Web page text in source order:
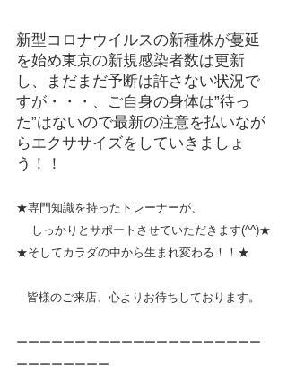
新型コロナウイルスの新種株が蔓延
を始め東京の新規感染者数は更新
し、まだまだ予断は許さない状況で
すが・・・、ご自身の身体は”待っ
た”はないので最新の注意を払いなが
らエクササイズをしていきましょ
う！！
★専門知識を持ったトレーナーが、
しっかりとサポートさせていただきます(^^)★
★そしてカラダの中から生まれ変わる！！★
皆様のご来店、心よりお待ちしております。
ーーーーーーーーーーーーーーーーーーーーー
ーーーーーーーー